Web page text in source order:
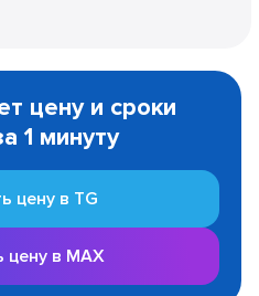
цену и сроки
1 минуту
цену в TG
цену в MAX